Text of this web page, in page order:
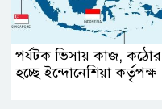
পর্যটক ভিসায় কাজ, কঠোর
হচ্ছে ইন্দোনেশিয়া কর্তৃপক্ষ